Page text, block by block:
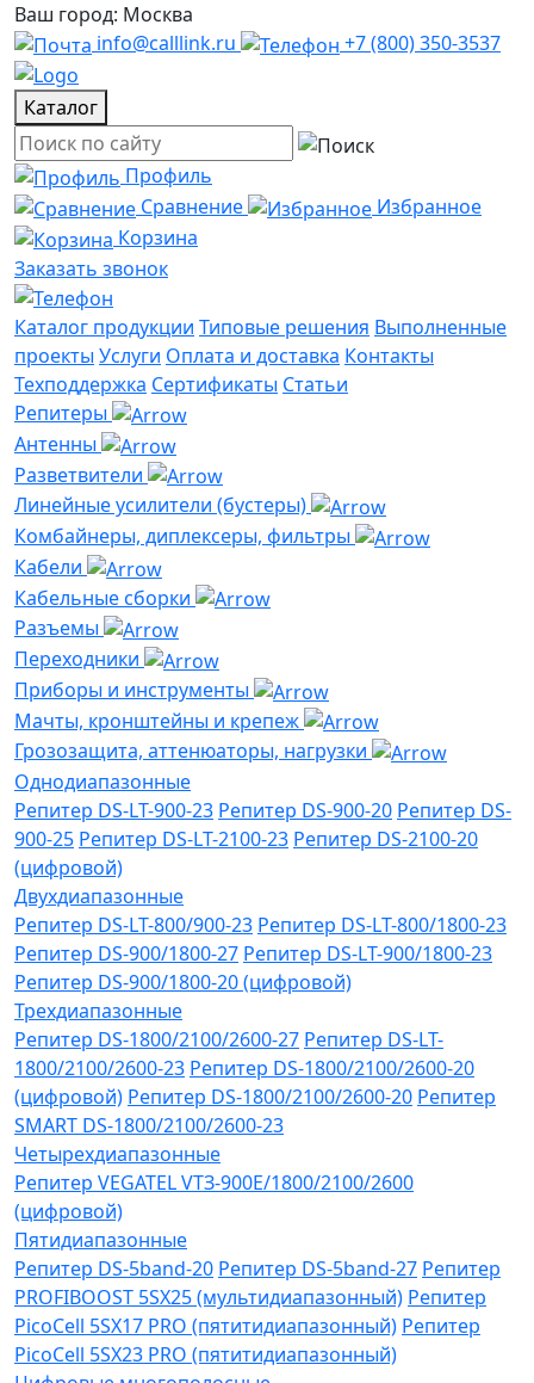
Ваш город: Москва
info@calllink.ru
+7 (800) 350-3537
Каталог
Профиль
Сравнение
Избранное
Корзина
Заказать звонок
Каталог продукции Типовые решения Выполненные
проекты Услуги Оплата и доставка Контакты
Техподдержка Сертификаты Статьи
Репитеры
Антенны
Разветвители
Линейные усилители (бустеры)
Комбайнеры, диплексеры, фильтры
Кабели
Кабельные сборки
Разъемы
Переходники
Приборы и инструменты
Мачты, кронштейны и крепеж
Грозозащита, аттенюаторы, нагрузки
Однодиапазонные
Репитер DS-LT-900-23 Репитер DS-900-20 Репитер DS-
900-25 Репитер DS-LT-2100-23 Репитер DS-2100-20
(цифровой)
Двухдиапазонные
Репитер DS-LT-800/900-23 Репитер DS-LT-800/1800-23
Репитер DS-900/1800-27 Репитер DS-LT-900/1800-23
Репитер DS-900/1800-20 (цифровой)
Трехдиапазонные
Репитер DS-1800/2100/2600-27 Репитер DS-LT-
1800/2100/2600-23 Репитер DS-1800/2100/2600-20
(цифровой) Репитер DS-1800/2100/2600-20 Репитер
SMART DS-1800/2100/2600-23
Четырехдиапазонные
Репитер VЕGATEL VТЗ-900Е/1800/2100/2600
(цифровой)
Пятидиапазонные
Репитер DS-5band-20 Репитер DS-5band-27 Репитер
PROFIBOOST 5SX25 (мультидиапазонный) Репитер
PicoCell 5SX17 PRO (пятитидиапазонный) Репитер
PicoCell 5SX23 PRO (пятитидиапазонный)